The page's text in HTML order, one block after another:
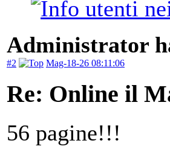
Administrator
#2 Mag-18-26 08:11:06
Re: Online il
56 pagine!!!